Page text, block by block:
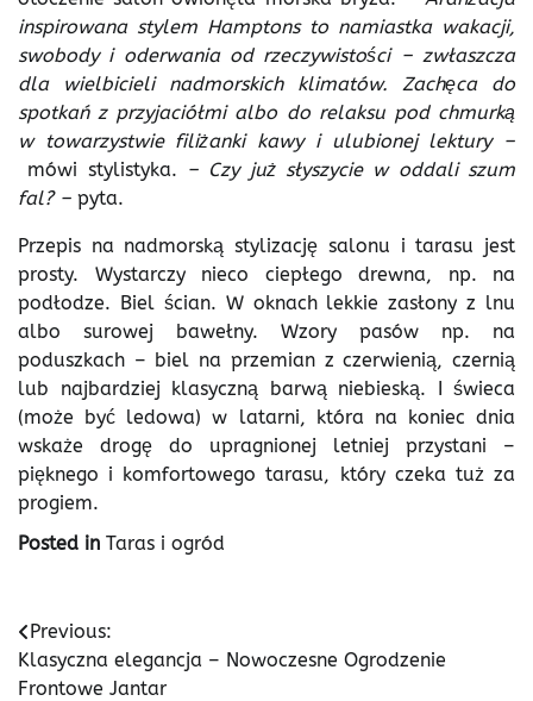
inspirowana stylem Hamptons to namiastka wakacji,
swobody i oderwania od rzeczywistości – zwłaszcza
dla wielbicieli nadmorskich klimatów. Zachęca do
spotkań z przyjaciółmi albo do relaksu pod chmurką
w towarzystwie filiżanki kawy i ulubionej lektury –
mówi stylistyka. – Czy już słyszycie w oddali szum
fal? – pyta.
Przepis na nadmorską stylizację salonu i tarasu jest
prosty. Wystarczy nieco ciepłego drewna, np. na
podłodze. Biel ścian. W oknach lekkie zasłony z lnu
albo surowej bawełny. Wzory pasów np. na
poduszkach – biel na przemian z czerwienią, czernią
lub najbardziej klasyczną barwą niebieską. I świeca
(może być ledowa) w latarni, która na koniec dnia
wskaże drogę do upragnionej letniej przystani –
pięknego i komfortowego tarasu, który czeka tuż za
progiem.
Posted in Taras i ogród
Nawigacja
wpisu
Previous:
Klasyczna elegancja – Nowoczesne Ogrodzenie
Frontowe Jantar